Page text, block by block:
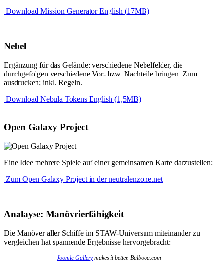
Download Mission Generator English (17MB)
Nebel
Ergänzung für das Gelände: verschiedene Nebelfelder, die
durchgefolgen verschiedene Vor- bzw. Nachteile bringen. Zum
ausdrucken; inkl. Regeln.
Download Nebula Tokens English (1,5MB)
Open Galaxy Project
Eine Idee mehrere Spiele auf einer gemeinsamen Karte darzustellen:
Zum Open Galaxy Project in der neutralenzone.net
Analayse: Manövrierfähigkeit
Die Manöver aller Schiffe im STAW-Universum miteinander zu
vergleichen hat spannende Ergebnisse hervorgebracht:
Joomla Gallerymakes it better. Balbooa.com